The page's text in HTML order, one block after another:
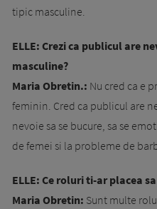
tipic masculine.
ELLE: Crezi ca publicul are
masculine?
Maria Obretin.: Nu cred ca e
feminin. Cred ca publicul are
nevoie sa se bucure, sa se
de femei si la probleme de
ELLE: Ce roluri ti-ar placea
Maria Obretin: Sunt multe